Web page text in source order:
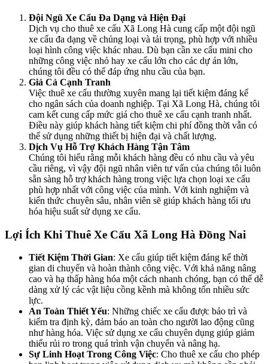
Đội Ngũ Xe Cẩu Đa Dạng và Hiện Đại
Dịch vụ cho thuê xe cẩu Xã Long Hà cung cấp một đội ngũ
xe cẩu đa dạng về chủng loại và tải trọng, phù hợp với nhiều
loại hình công việc khác nhau. Dù bạn cần xe cẩu mini cho
những công việc nhỏ hay xe cẩu lớn cho các dự án lớn,
chúng tôi đều có thể đáp ứng nhu cầu của bạn.
Giá Cả Cạnh Tranh
Việc thuê xe cẩu thường xuyên mang lại tiết kiệm đáng kể
cho ngân sách của doanh nghiệp. Tại Xã Long Hà, chúng tôi
cam kết cung cấp mức giá cho thuê xe cẩu cạnh tranh nhất.
Điều này giúp khách hàng tiết kiệm chi phí đồng thời vẫn có
thể sử dụng những thiết bị hiện đại và chất lượng.
Dịch Vụ Hỗ Trợ Khách Hàng Tận Tâm
Chúng tôi hiểu rằng mỗi khách hàng đều có nhu cầu và yêu
cầu riêng, vì vậy đội ngũ nhân viên tư vấn của chúng tôi luôn
sẵn sàng hỗ trợ khách hàng trong việc lựa chọn loại xe cẩu
phù hợp nhất với công việc của mình. Với kinh nghiệm và
kiến thức chuyên sâu, nhân viên sẽ giúp khách hàng tối ưu
hóa hiệu suất sử dụng xe cẩu.
Lợi Ích Khi Thuê Xe Cẩu Xã Long Hà Đồng Nai
Tiết Kiệm Thời Gian: Xe cẩu giúp tiết kiệm đáng kể thời
gian di chuyển và hoàn thành công việc. Với khả năng nâng
cao và hạ thấp hàng hóa một cách nhanh chóng, bạn có thể dễ
dàng xử lý các vật liệu cồng kềnh mà không tốn nhiều sức
lực.
An Toàn Thiết Yếu: Những chiếc xe cẩu được bảo trì và
kiểm tra định kỳ, đảm bảo an toàn cho người lao động cũng
như hàng hóa. Việc sử dụng xe cẩu chuyên dụng giúp giảm
thiểu rủi ro trong quá trình vận chuyển và nâng hạ.
Sự Linh Hoạt Trong Công Việc: Cho thuê xe cẩu cho phép